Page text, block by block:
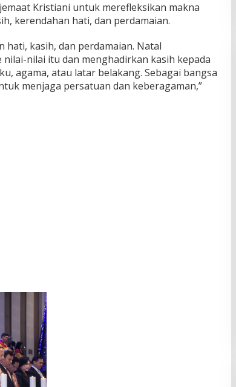
Kristiani untuk merefleksikan makna
kerendahan hati, dan perdamaian.
hati, kasih, dan perdamaian. Natal
nilai itu dan menghadirkan kasih kepada
agama, atau latar belakang. Sebagai bangsa
menjaga persatuan dan keberagaman,”